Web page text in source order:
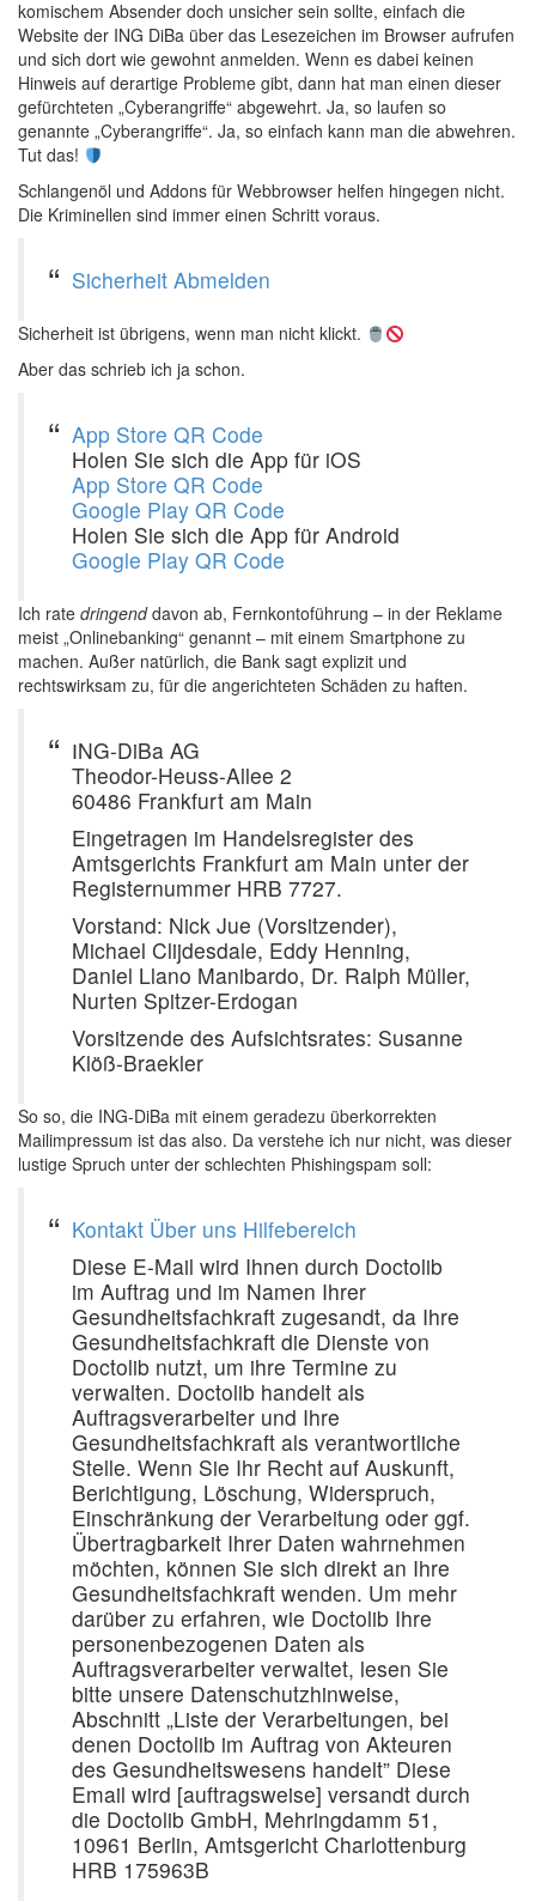
komischem Absender doch unsicher sein sollte, einfach die
Website der ING DiBa über das Lesezeichen im Browser aufrufen
und sich dort wie gewohnt anmelden. Wenn es dabei keinen
Hinweis auf derartige Probleme gibt, dann hat man einen dieser
gefürchteten „Cyberangriffe“ abgewehrt. Ja, so laufen so
genannte „Cyberangriffe“. Ja, so einfach kann man die abwehren.
Tut das!
Schlangenöl und Addons für Webbrowser helfen hingegen nicht.
Die Kriminellen sind immer einen Schritt voraus.
Sicherheit Abmelden
Sicherheit ist übrigens, wenn man nicht klickt.
Aber das schrieb ich ja schon.
App Store QR Code
Holen Sie sich die App für iOS
App Store QR Code
Google Play QR Code
Holen Sie sich die App für Android
Google Play QR Code
Ich rate dringenddavon ab, Fernkontoführung – in der Reklame
meist „Onlinebanking“ genannt – mit einem Smartphone zu
machen. Außer natürlich, die Bank sagt explizit und
rechtswirksam zu, für die angerichteten Schäden zu haften.
ІNG-DiBa AG
Theodor-Heuss-Allee 2
60486 Frankfurt am Main
Eingetragen im Handelsregister des
Amtsgerichts Frankfurt am Main unter der
Registernummer HRB 7727.
Vorstand: Nick Jue (Vorsitzender),
Michael Clijdesdale, Eddy Henning,
Daniel Llano Manibardo, Dr. Ralph Müller,
Nurten Spitzer-Erdogan
Vorsitzende des Aufsichtsrates: Susanne
Klöß-Braekler
So so, die ING-DiBa mit einem geradezu überkorrekten
Mailimpressum ist das also. Da verstehe ich nur nicht, was dieser
lustige Spruch unter der schlechten Phishingspam soll:
Kontakt Über uns Hilfebereich
Diese E-Mail wird Ihnen durch Doctolib
im Auftrag und im Namen Ihrer
Gesundheitsfachkraft zugesandt, da Ihre
Gesundheitsfachkraft die Dienste von
Doctolib nutzt, um ihre Termine zu
verwalten. Doctolib handelt als
Auftragsverarbeiter und Ihre
Gesundheitsfachkraft als verantwortliche
Stelle. Wenn Sie Ihr Recht auf Auskunft,
Berichtigung, Löschung, Widerspruch,
Einschränkung der Verarbeitung oder ggf.
Übertragbarkeit Ihrer Daten wahrnehmen
möchten, können Sie sich direkt an Ihre
Gesundheitsfachkraft wenden. Um mehr
darüber zu erfahren, wie Doctolib Ihre
personenbezogenen Daten als
Auftragsverarbeiter verwaltet, lesen Sie
bitte unsere Datenschutzhinweise,
Abschnitt „Liste der Verarbeitungen, bei
denen Doctolib im Auftrag von Akteuren
des Gesundheitswesens handelt” Diese
Email wird [auftragsweise] versandt durch
die Doctolib GmbH, Mehringdamm 51,
10961 Berlin, Amtsgericht Charlottenburg
HRB 175963B